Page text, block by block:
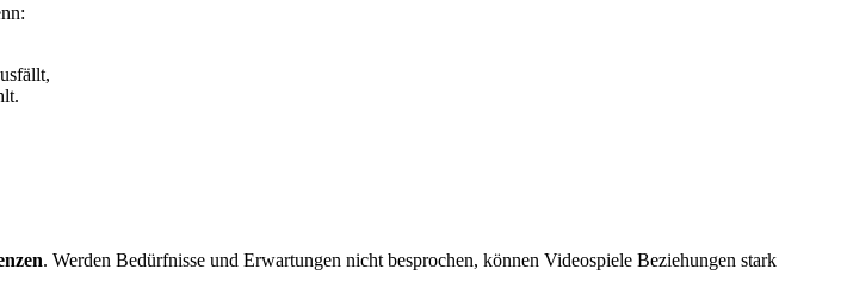
. Werden Bedürfnisse und Erwartungen nicht besprochen, können Videospiele Beziehungen stark